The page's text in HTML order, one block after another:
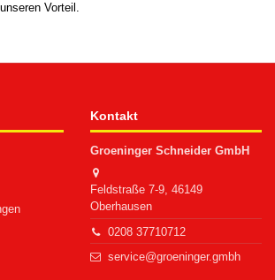
Vorteil.
Kontakt
Groeninger Schneider GmbH
Feldstraße 7-9, 46149
Oberhausen
0208 37710712
service@groeninger.gmbh